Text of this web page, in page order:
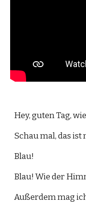
Hey, guten Tag,
Schau mal, das
Blau!
Blau! Wie der
Außerdem mag